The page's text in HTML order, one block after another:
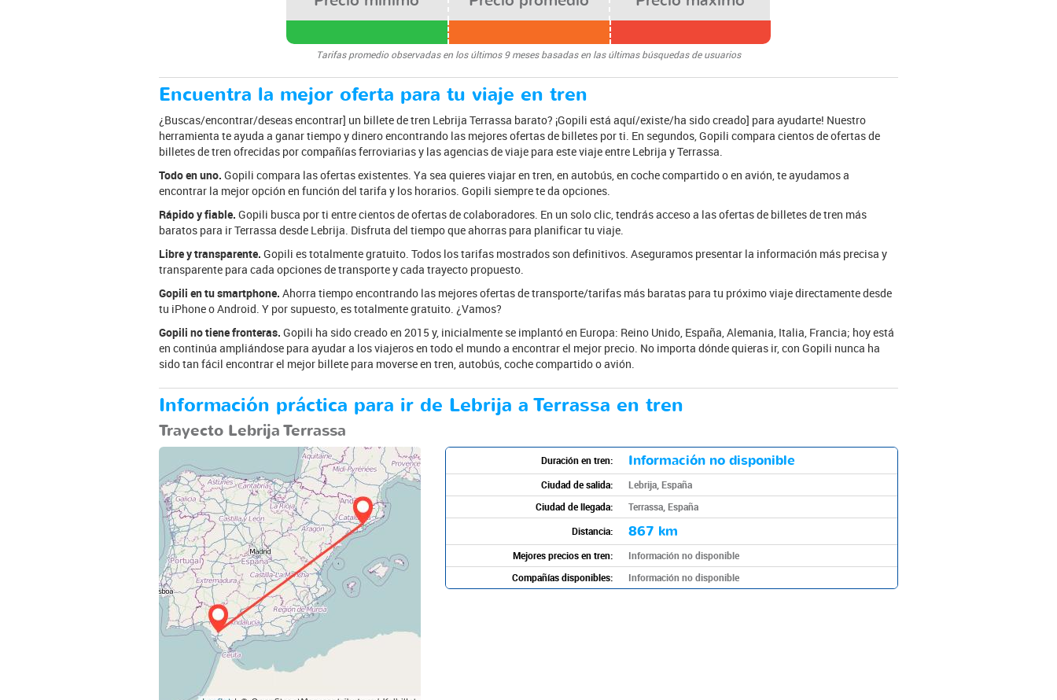
Tarifas promedio observadas en los últimos 9 meses basadas en las últimas búsquedas de usuarios
Encuentra la mejor oferta para tu viaje en tren
¿Buscas/encontrar/deseas encontrar] un billete de tren Lebrija Terrassa barato? ¡Gopili está aquí/existe/ha sido creado] para ayudarte! Nuestro
herramienta te ayuda a ganar tiempo y dinero encontrando las mejores ofertas de billetes por ti. En segundos, Gopili compara cientos de ofertas de
billetes de tren ofrecidas por compañías ferroviarias y las agencias de viaje para este viaje entre Lebrija y Terrassa.
Todo en uno. Gopili compara las ofertas existentes. Ya sea quieres viajar en tren, en autobús, en coche compartido o en avión, te ayudamos a
encontrar la mejor opción en función del tarifa y los horarios. Gopili siempre te da opciones.
Rápido y fiable. Gopili busca por ti entre cientos de ofertas de colaboradores. En un solo clic, tendrás acceso a las ofertas de billetes de tren más
baratos para ir Terrassa desde Lebrija. Disfruta del tiempo que ahorras para planificar tu viaje.
Libre y transparente. Gopili es totalmente gratuito. Todos los tarifas mostrados son definitivos. Aseguramos presentar la información más precisa y
transparente para cada opciones de transporte y cada trayecto propuesto.
Gopili en tu smartphone. Ahorra tiempo encontrando las mejores ofertas de transporte/tarifas más baratas para tu próximo viaje directamente desde
tu iPhone o Android. Y por supuesto, es totalmente gratuito. ¿Vamos?
Gopili no tiene fronteras. Gopili ha sido creado en 2015 y, inicialmente se implantó en Europa: Reino Unido, España, Alemania, Italia, Francia; hoy está
en continúa ampliándose para ayudar a los viajeros en todo el mundo a encontrar el mejor precio. No importa dónde quieras ir, con Gopili nunca ha
sido tan fácil encontrar el mejor billete para moverse en tren, autobús, coche compartido o avión.
Información práctica para ir de Lebrija a Terrassa en tren
Trayecto Lebrija Terrassa
Duración en tren: Información no disponible
Ciudad de salida:
Lebrija, España
Ciudad de llegada:
Terrassa, España
Distancia:
867 km
Mejores precios en tren:
Información no disponible
Compañías disponibles:
Información no disponible